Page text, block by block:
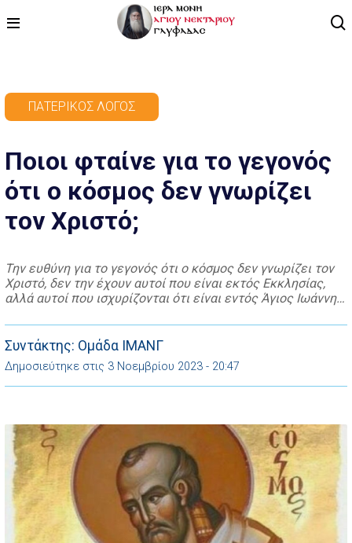
ΠΡΟΓΡΑΜΜΑ
ΒΙΝΤΕΟ
ΑΡΘΡΟΓΡΑΦΙΑ
ΑΓΙΟΛΟΓΙΟ - ΒΙΟΙ ΑΓΙΩΝ
ΕΠΙΚΟΙΝΩΝΙΑ
ΠΑΤΕΡΙΚΌΣ ΛΌΓΟΣ
Ποιοι φταίνε για το γεγονός
ότι ο κόσμος δεν γνωρίζει
τον Χριστό;
Την ευθύνη για το γεγονός ότι ο κόσμος δεν γνωρίζει τον
Χριστό, δεν την έχουν αυτοί που είναι εκτός Εκκλησίας,
αλλά αυτοί που ισχυρίζονται ότι είναι εντός Άγιος Ιωάννης
Συντάκτης: Ομάδα ΙΜΑΝΓ
Δημοσιεύτηκε στις 3 Νοεμβρίου 2023 - 20:47